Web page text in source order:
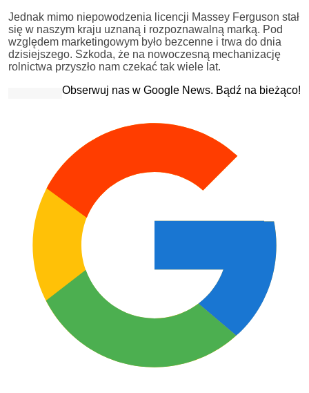
Jednak mimo niepowodzenia licencji Massey Ferguson stał
się w naszym kraju uznaną i rozpoznawalną marką. Pod
względem marketingowym było bezcenne i trwa do dnia
dzisiejszego. Szkoda, że na nowoczesną mechanizację
rolnictwa przyszło nam czekać tak wiele lat.
Obserwuj nas w Google News. Bądź na bieżąco!